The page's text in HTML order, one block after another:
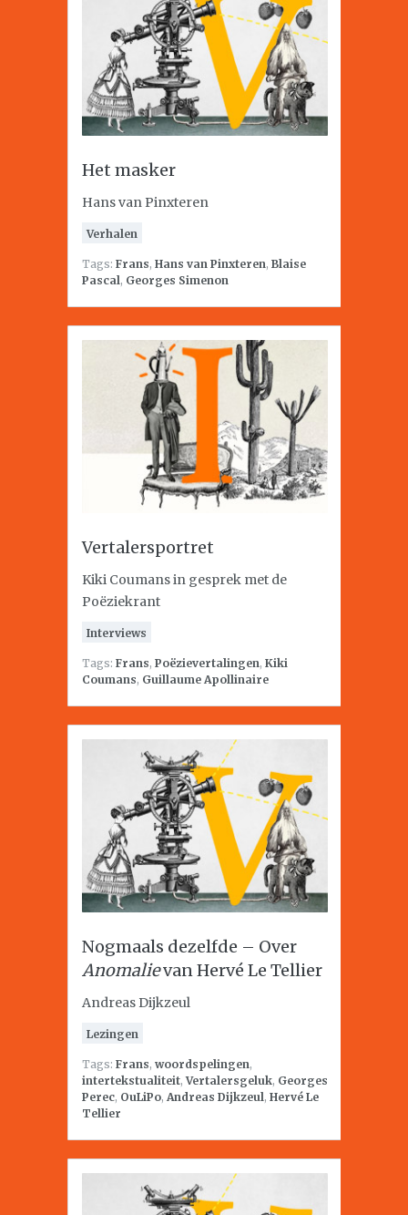
Het masker
Hans van Pinxteren
Verhalen
Tags: Frans, Hans van Pinxteren, Blaise
Pascal, Georges Simenon
Vertalersportret
Kiki Coumans in gesprek met de
Poëziekrant
Interviews
Tags: Frans, Poëzievertalingen, Kiki
Coumans, Guillaume Apollinaire
Nogmaals dezelfde – Over
Anomalievan Hervé Le Tellier
Andreas Dijkzeul
Lezingen
Tags: Frans, woordspelingen,
intertekstualiteit,Vertalersgeluk, Georges
Perec, OuLiPo, Andreas Dijkzeul, Hervé Le
Tellier